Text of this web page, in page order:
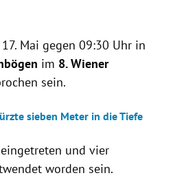
Mai gegen 09:30 Uhr in
im 8. Wiener
sein.
sieben Meter in die Tiefe
und vier
worden sein.